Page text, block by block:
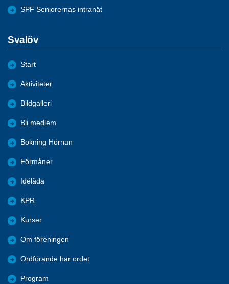
SPF Seniorernas intranät
Svalöv
Start
Aktiviteter
Bildgalleri
Bli medlem
Bokning Hörnan
Förmåner
Idélåda
KPR
Kurser
Om föreningen
Ordförande har ordet
Program